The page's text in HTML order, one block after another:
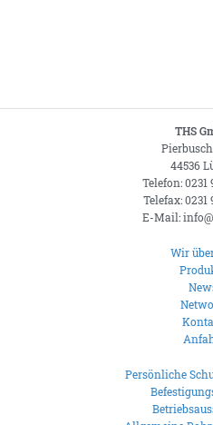
THS
44536
Telefon: 0231
Telefax: 0231
E-Mail:
Wir
Persönliche